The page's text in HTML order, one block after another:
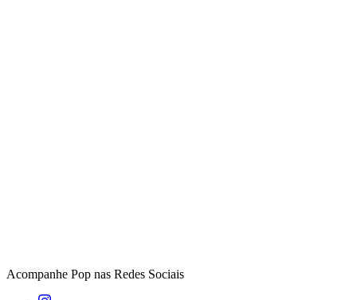
Acompanhe Pop nas Redes Sociais